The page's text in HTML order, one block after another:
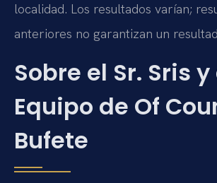
localidad. Los resultados varían;
anteriores no garantizan un
Sobre el Sr. Sris y
Equipo de Of
Bufete